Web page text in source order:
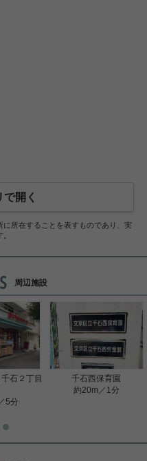
開く
所在することを表すものであり、実
周辺施設
石２丁目
5分
千石西保育園
約20m／1分